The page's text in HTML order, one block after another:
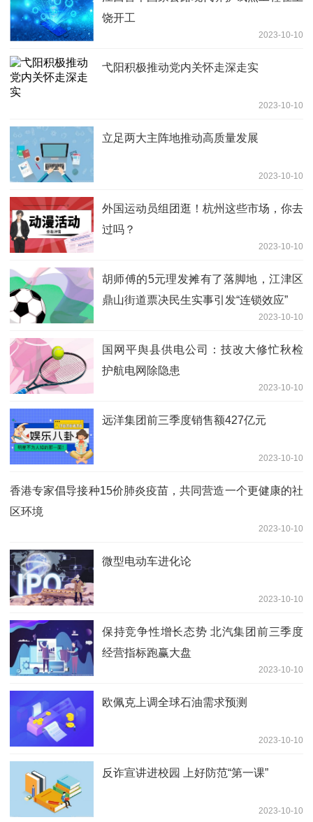
饶开工
2023-10-10
弋阳积极推动党内关怀走深走实
2023-10-10
立足两大主阵地推动高质量发展
2023-10-10
外国运动员组团逛！杭州这些市场，你去
过吗？
2023-10-10
胡师傅的5元理发摊有了落脚地，江津区
鼎山街道票决民生实事引发“连锁效应”
2023-10-10
国网平舆县供电公司：技改大修忙秋检
护航电网除隐患
2023-10-10
远洋集团前三季度销售额427亿元
2023-10-10
香港专家倡导接种15价肺炎疫苗，共同营造一个更健康的社
区环境
2023-10-10
微型电动车进化论
2023-10-10
保持竞争性增长态势 北汽集团前三季度
经营指标跑赢大盘
2023-10-10
欧佩克上调全球石油需求预测
2023-10-10
反诈宣讲进校园 上好防范“第一课”
2023-10-10